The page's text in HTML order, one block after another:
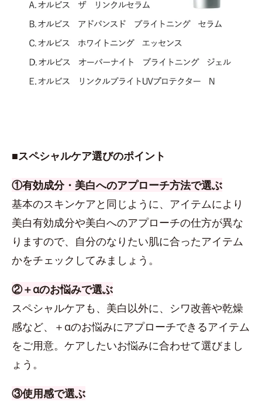
■スペシャルケア選びのポイント
①有効成分・美白へのアプローチ方法で選ぶ
基本のスキンケアと同じように、アイテムにより
美白有効成分や美白へのアプローチの仕方が異な
りますので、自分のなりたい肌に合ったアイテム
かをチェックしてみましょう。
②＋αのお悩みで選ぶ
スペシャルケアも、美白以外に、シワ改善や乾燥
感など、＋αのお悩みにアプローチできるアイテム
をご用意。ケアしたいお悩みに合わせて選びまし
ょう。
③使用感で選ぶ